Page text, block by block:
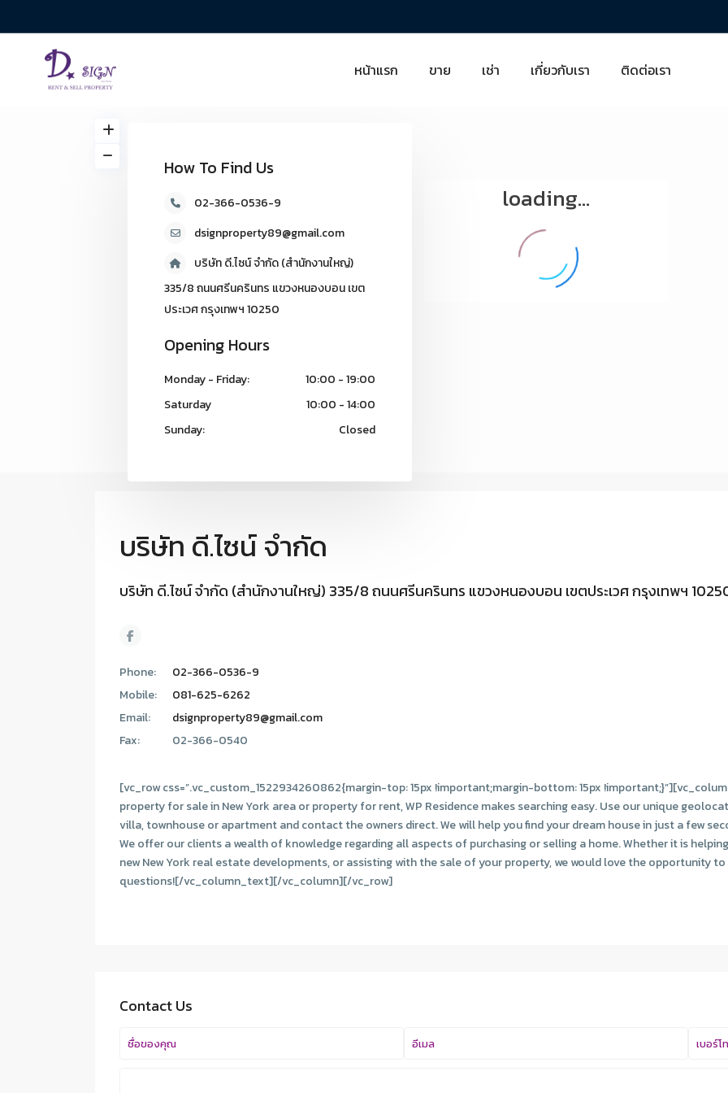
หน้าแรก ขาย เช่า เกี่ยวกับเรา ติดต่อเรา
How To Find Us
02-366-0536-9
dsignproperty89@gmail.com
บริษัท ดี.ไซน์ จํากัด (สํานักงานใหญ่)
335/8 ถนนศรีนครินทร แขวงหนองบอน เขต
ประเวศ กรุงเทพฯ 10250
Opening Hours
Monday - Friday:
10:00 - 19:00
Saturday
10:00 - 14:00
Sunday:
Closed
loading...
บริษัท ดี.ไซน์ จํากัด
บริษัท ดี.ไซน์ จํากัด (สํานักงานใหญ่) 335/8 ถนนศรีนครินทร แขวงหนองบอน เขตประเวศ กรุงเทพฯ
Phone:
02-366-0536-9
Mobile:
081-625-6262
Email:
dsignproperty89@gmail.com
Fax:
02-366-0540
[vc_row css=”.vc_custom_1522934260862{margin-top: 15px !important;margin-bottom: 15px
property for sale in New York area or property for rent, WP Residence makes searching easy. Use our unique
villa, townhouse or apartment and contact the owners direct. We will help you find your dream house in just a few
We offer our clients a wealth of knowledge regarding all aspects of purchasing or selling a home. Whether it is
new New York real estate developments, or assisting with the sale of your property, we would love the opportunity
questions![/vc_column_text][/vc_column][/vc_row]
Contact Us